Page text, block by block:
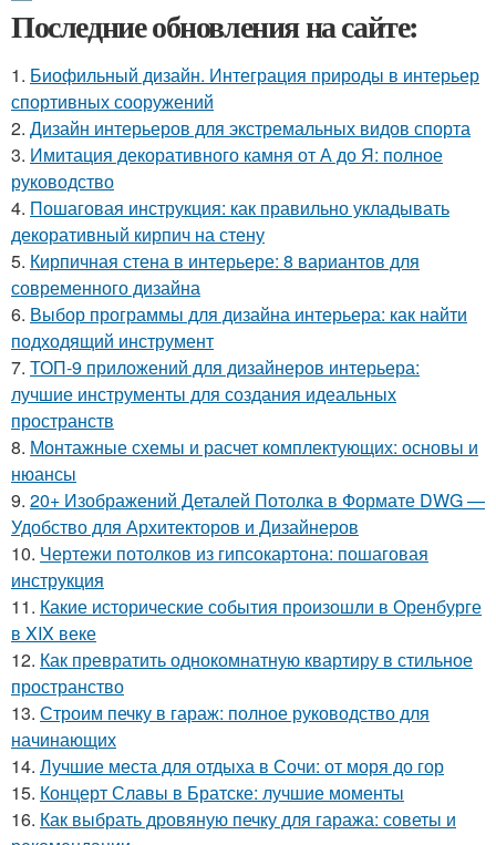
Последние обновления на сайте:
1. Биофильный дизайн. Интеграция природы в интерьер
спортивных сооружений
2. Дизайн интерьеров для экстремальных видов спорта
3. Имитация декоративного камня от А до Я: полное
руководство
4. Пошаговая инструкция: как правильно укладывать
декоративный кирпич на стену
5. Кирпичная стена в интерьере: 8 вариантов для
современного дизайна
6. Выбор программы для дизайна интерьера: как найти
подходящий инструмент
7. ТОП-9 приложений для дизайнеров интерьера:
лучшие инструменты для создания идеальных
пространств
8. Монтажные схемы и расчет комплектующих: основы и
нюансы
9. 20+ Изображений Деталей Потолка в Формате DWG —
Удобство для Архитекторов и Дизайнеров
10. Чертежи потолков из гипсокартона: пошаговая
инструкция
11. Какие исторические события произошли в Оренбурге
в XIX веке
12. Как превратить однокомнатную квартиру в стильное
пространство
13. Строим печку в гараж: полное руководство для
начинающих
14. Лучшие места для отдыха в Сочи: от моря до гор
15. Концерт Славы в Братске: лучшие моменты
16. Как выбрать дровяную печку для гаража: советы и